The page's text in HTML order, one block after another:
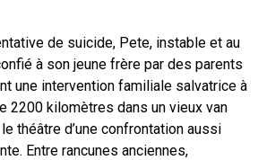
de suicide, Pete, instable et au
à son jeune frère par des parents
une intervention familiale salvatrice à
2200 kilomètres dans un vieux van
théâtre d’une confrontation aussi
Entre rancunes anciennes,